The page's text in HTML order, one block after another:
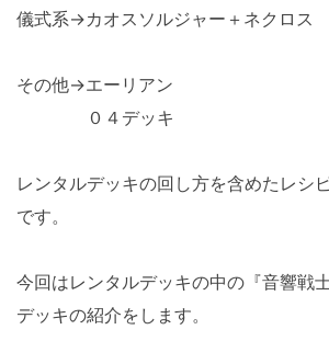
儀式系→カオスソルジャー＋ネクロス
その他→エーリアン
０４デッキ
レンタルデッキの回し方を含めたレシ
です。
今回はレンタルデッキの中の『音響戦
デッキの紹介をします。